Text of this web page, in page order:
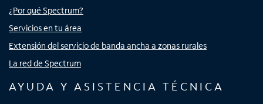
¿Por qué Spectrum?
Servicios en tu área
Extensión del servicio de banda ancha a zonas rurales
La red de Spectrum
AYUDA Y ASISTENCIA TÉCNICA